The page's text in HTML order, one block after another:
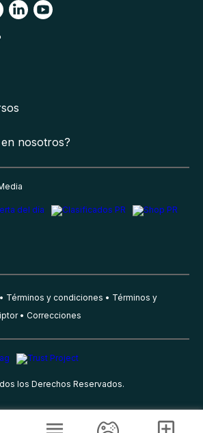
nosotros?
Términos y condiciones
Términos y
Correcciones
los Derechos Reservados.